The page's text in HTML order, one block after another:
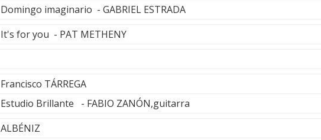
Domingo imaginario - GABRIEL ESTRADA
It's for you - PAT METHENY
Francisco TÁRREGA
Estudio Brillante - FABIO ZANÓN,guitarra
ALBÉNIZ